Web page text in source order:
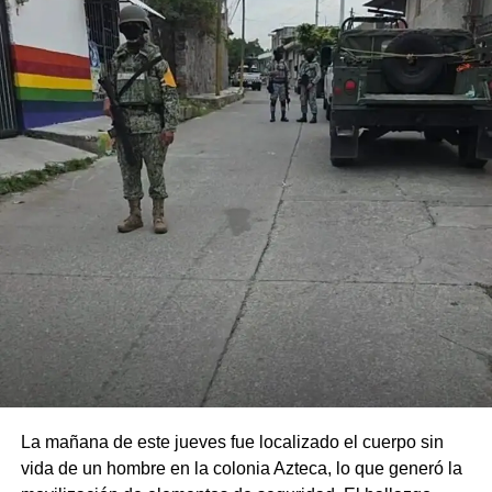
La mañana de este jueves fue localizado el cuerpo sin
vida de un hombre en la colonia Azteca, lo que generó la